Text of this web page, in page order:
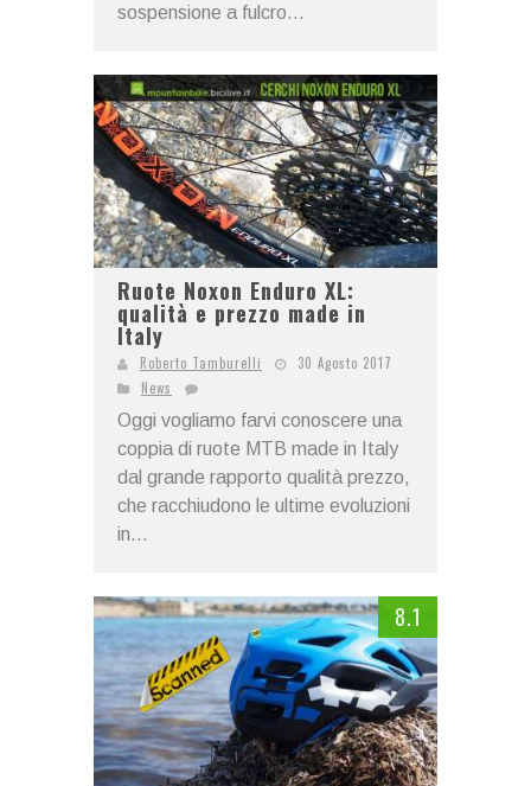
sospensione a fulcro...
Ruote Noxon Enduro XL:
qualità e prezzo made in
Italy
Roberto Tamburelli
30 Agosto 2017
News
Oggi vogliamo farvi conoscere una
coppia di ruote MTB made in Italy
dal grande rapporto qualità prezzo,
che racchiudono le ultime evoluzioni
in...
8.1